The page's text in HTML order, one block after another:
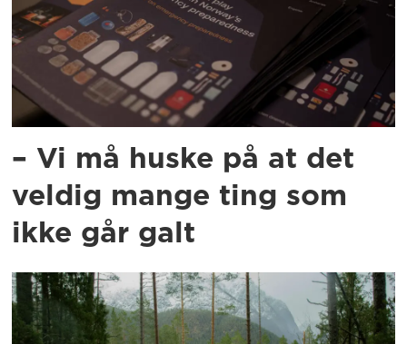
– Vi må huske på at det
veldig mange ting som
ikke går galt